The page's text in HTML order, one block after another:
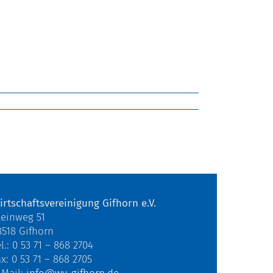
Gifhorn e.V.
51
Gifhorn
0 53 71 – 868 2704
0 53 71 – 868 2705